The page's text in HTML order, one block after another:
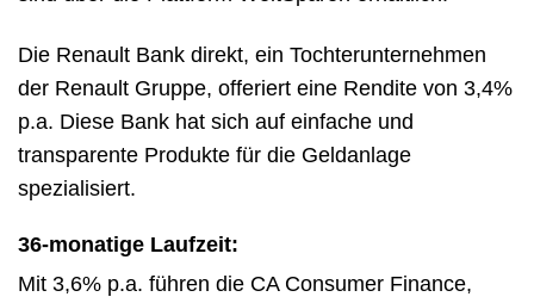
Die Renault Bank direkt, ein Tochterunternehmen
der Renault Gruppe, offeriert eine Rendite von 3,4%
p.a. Diese Bank hat sich auf einfache und
transparente Produkte für die Geldanlage
spezialisiert.
36-monatige Laufzeit:
Mit 3,6% p.a. führen die CA Consumer Finance,